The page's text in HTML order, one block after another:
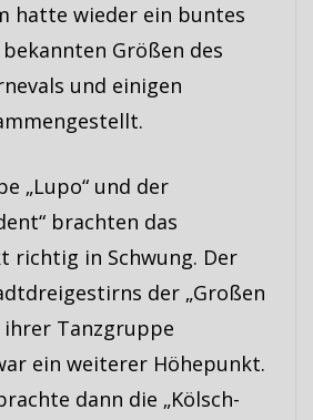
hatte wieder ein buntes
Größen des
und einigen
„Lupo“ und der
brachten das
richtig in Schwung. Der
der „Großen
ihrer Tanzgruppe
ein weiterer Höhepunkt.
dann die „Kölsch-